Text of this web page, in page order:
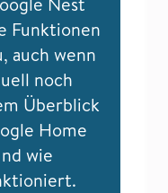
Funktionen
auch wenn
noch
Überblick
Home
wie